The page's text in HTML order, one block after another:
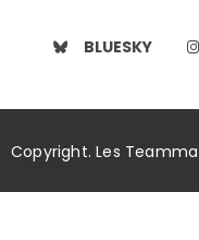
BLUESKY
Copyright. Les